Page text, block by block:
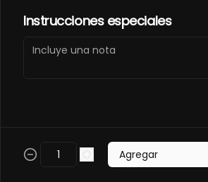
Frito en panco,
fresco, salsa
Envuelto en
salmon fresco,
toques de
Instrucciones especiales
Agregar